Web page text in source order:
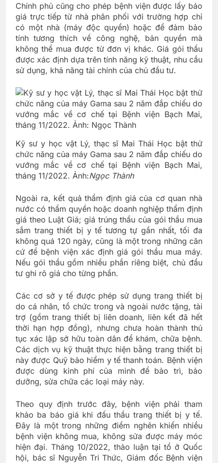
Chính phủ cũng cho phép bệnh viện được lấy báo
giá trực tiếp từ nhà phân phối với trường hợp chỉ
có một nhà (máy độc quyền) hoặc để đảm bảo
tính tương thích về công nghệ, bản quyền mà
không thể mua được từ đơn vị khác. Giá gói thầu
được xác định dựa trên tính năng kỹ thuật, nhu cầu
sử dụng, khả năng tài chính của chủ đầu tư.
Kỹ sư y học vật Lý, thạc sĩ Mai Thái Học bật thử
chức năng của máy Gama sau 2 năm đắp chiếu do
vướng mắc về cơ chế tại Bệnh viện Bạch Mai,
tháng 11/2022. Ảnh:Ngọc Thành
Ngoài ra, kết quả thẩm định giá của cơ quan nhà
nước có thẩm quyền hoặc doanh nghiệp thẩm định
giá theo Luật Giá; giá trúng thầu của gói thầu mua
sắm trang thiết bị y tế tương tự gần nhất, tối đa
không quá 120 ngày, cũng là một trong những căn
cứ để bệnh viện xác định giá gói thầu mua máy.
Nếu gói thầu gồm nhiều phần riêng biệt, chủ đầu
tư ghi rõ giá cho từng phần.
Các cơ sở y tế được phép sử dụng trang thiết bị
do cá nhân, tổ chức trong và ngoài nước tặng, tài
trợ (gồm trang thiết bị liên doanh, liên kết đã hết
thời hạn hợp đồng), nhưng chưa hoàn thành thủ
tục xác lập sở hữu toàn dân để khám, chữa bệnh.
Các dịch vụ kỹ thuật thực hiện bằng trang thiết bị
này được Quỹ bảo hiểm y tế thanh toán. Bệnh viện
được dùng kinh phí của mình để bảo trì, bảo
dưỡng, sửa chữa các loại máy này.
Theo quy định trước đây, bệnh viện phải tham
khảo ba báo giá khi đấu thầu trang thiết bị y tế.
Đây là một trong những điểm nghẽn khiến nhiều
bệnh viện không mua, không sửa được máy móc
hiện đại. Tháng 10/2022, thảo luận tại tổ ở Quốc
hội, bác sĩ Nguyễn Tri Thức, Giám đốc Bệnh viện